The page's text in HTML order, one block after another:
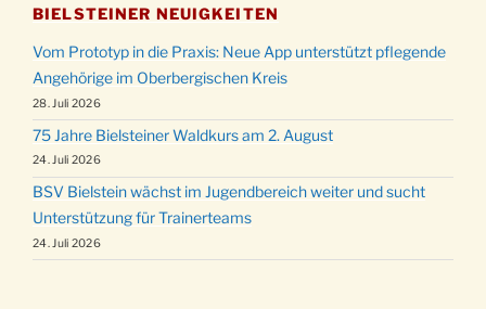
BIELSTEINER NEUIGKEITEN
Vom Prototyp in die Praxis: Neue App unterstützt pflegende
Angehörige im Oberbergischen Kreis
28. Juli 2026
75 Jahre Bielsteiner Waldkurs am 2. August
24. Juli 2026
BSV Bielstein wächst im Jugendbereich weiter und sucht
Unterstützung für Trainerteams
24. Juli 2026